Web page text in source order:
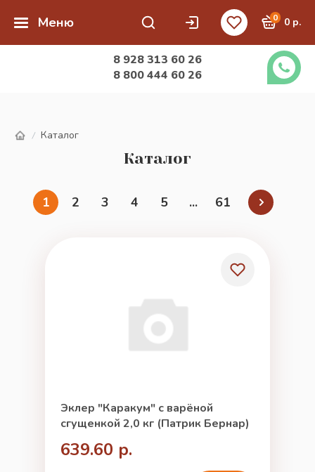
Меню 0 0 р.
8 928 313 60 26
8 800 444 60 26
/ Каталог
Каталог
1 2 3 4 5 ... 61
Эклер "Каракум" с варёной
сгущенкой 2,0 кг (Патрик Бернар)
639.60 р.